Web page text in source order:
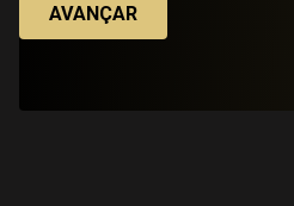
AVANÇAR